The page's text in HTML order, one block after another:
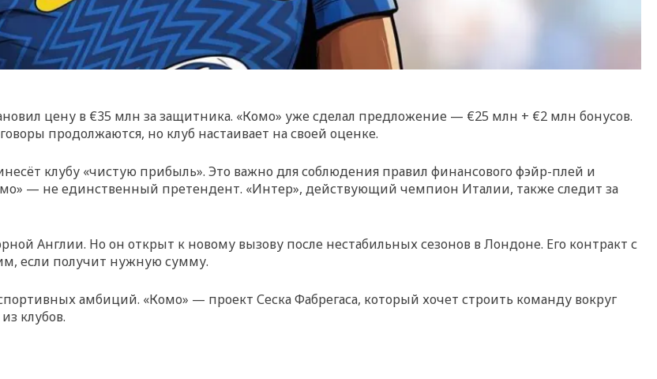
цену в €35 млн за защитника. «Комо» уже сделал предложение — €25 млн + €2 млн бонусов.
продолжаются, но клуб настаивает на своей оценке.
клубу «чистую прибыль». Это важно для соблюдения правил финансового фэйр-плей и
— не единственный претендент. «Интер», действующий чемпион Италии, также следит за
Англии. Но он открыт к новому вызову после нестабильных сезонов в Лондоне. Его контракт с
если получит нужную сумму.
амбиций. «Комо» — проект Сеска Фабрегаса, который хочет строить команду вокруг
клубов.